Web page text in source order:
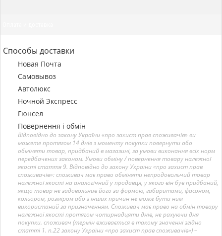
Способы доставки
Новая Почта
Самовывоз
Автолюкс
Ночной Экспресс
Гюнсел
Повернення і обмін
Відповідно до закону України «про захист прав споживачів» ви
можете протягом 14 днів з моменту покупки повернути або
обміняти товар, придбаний в магазині, за умови виконання всіх норм
передбачених законом. Умови обміну / повернення товару належної
якості стаття 9. Відповідно до закону України «про захист прав
споживачів»: споживач має право обміняти непродовольчий товар
належної якості на аналогічний у продавця, у якого він був придбаний,
якщо товар не задовольнив його за формою, габаритами, фасоном,
кольором, розміром або з інших причин не може бути ним
використаний за призначенням. Споживач має право на обмін товару
належної якості протягом чотирнадцяти днів, не рахуючи дня
покупки. споживач (термін вживається в такому значенні згідно
статті 1. п.22 закону України «про захист прав споживачів») –